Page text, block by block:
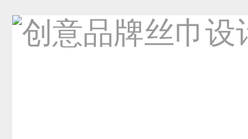
恭喜133****9020